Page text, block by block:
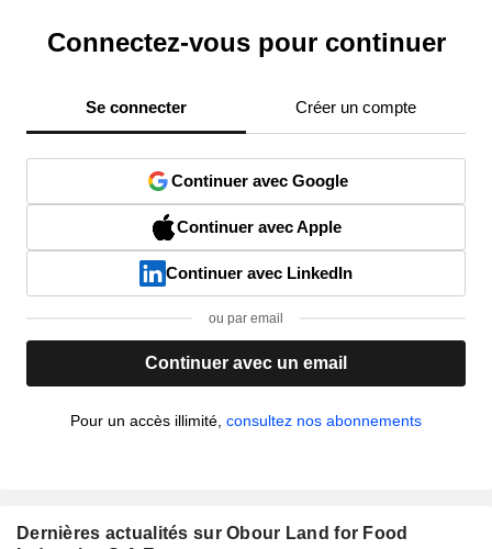
Connectez-vous pour continuer
Se connecter Créer un compte
Continuer avec Google
Continuer avec Apple
Continuer avec LinkedIn
ou par email
Continuer avec un email
Pour un accès illimité, consultez nos abonnements
Dernières actualités sur Obour Land for Food